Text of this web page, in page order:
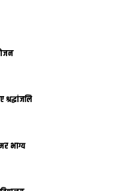
क भोग लगा कए श्रद्धा भाव
आ बटबाक दौर देर राति तक
संग चारि दिन तक चलबाक
भाग्य